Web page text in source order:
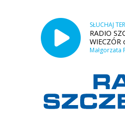
SŁUCHAJ
RADIO
WIECZÓR
Małgorzata